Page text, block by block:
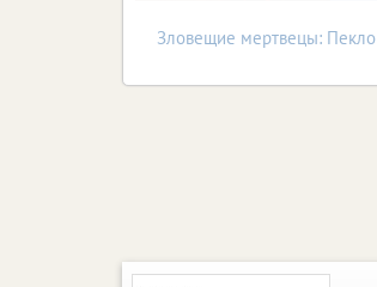
Зловещие мертвецы: Пекло